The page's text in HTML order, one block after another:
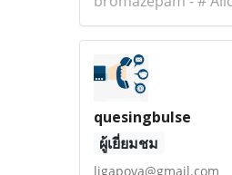
quesingbulse
ผู้เยี่ยมชม
ligapova@gmail.com